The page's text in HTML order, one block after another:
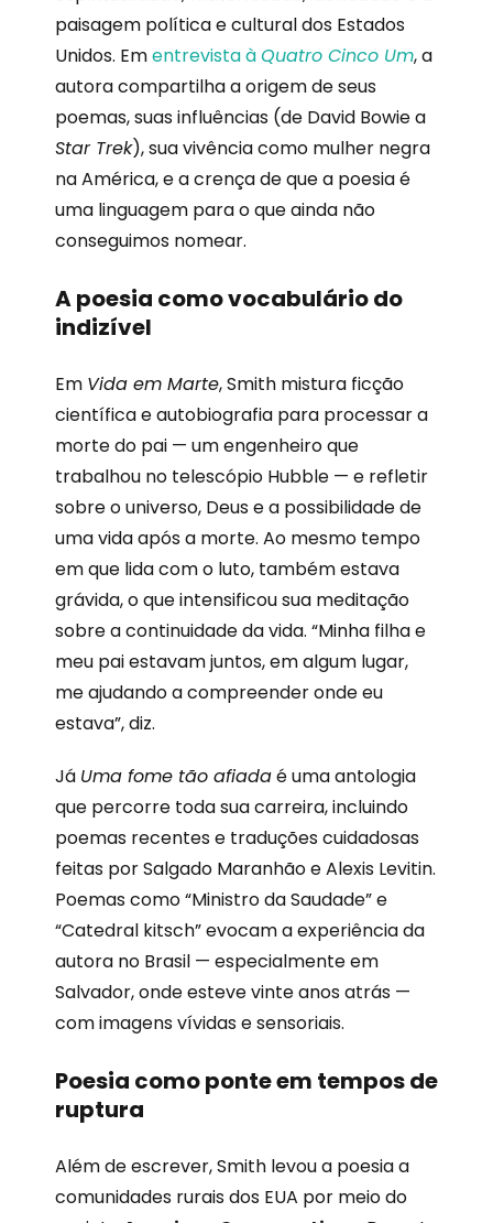
paisagem política e cultural dos Estados
Unidos. Ementrevista àQuatro Cinco Um, a
autora compartilha a origem de seus
poemas, suas influências (de David Bowie a
Star Trek), sua vivência como mulher negra
na América, e a crença de que a poesia é
uma linguagem para o que ainda não
conseguimos nomear.
A poesia como vocabulário do
indizível
Em Vida em Marte, Smith mistura ficção
científica e autobiografia para processar a
morte do pai — um engenheiro que
trabalhou no telescópio Hubble — e refletir
sobre o universo, Deus e a possibilidade de
uma vida após a morte. Ao mesmo tempo
em que lida com o luto, também estava
grávida, o que intensificou sua meditação
sobre a continuidade da vida. “Minha filha e
meu pai estavam juntos, em algum lugar,
me ajudando a compreender onde eu
estava”, diz.
Já Uma fome tão afiadaé uma antologia
que percorre toda sua carreira, incluindo
poemas recentes e traduções cuidadosas
feitas por Salgado Maranhão e Alexis Levitin.
Poemas como “Ministro da Saudade” e
“Catedral kitsch” evocam a experiência da
autora no Brasil — especialmente em
Salvador, onde esteve vinte anos atrás —
com imagens vívidas e sensoriais.
Poesia como ponte em tempos de
ruptura
Além de escrever, Smith levou a poesia a
comunidades rurais dos EUA por meio do